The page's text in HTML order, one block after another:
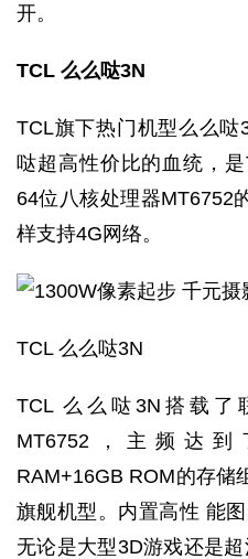
开。
TCL 么么哒3N
TCL旗下热门机型么么
哒超高性价比的血统，
64位八核处理器MT6752
样支持4G网络。
TCL 么么哒3N
TCL 么么哒3N搭载了
MT6752，主频达到
RAM+16GB ROM的存储
旗舰机型。内置高性 能
无论是大型3D游戏还是